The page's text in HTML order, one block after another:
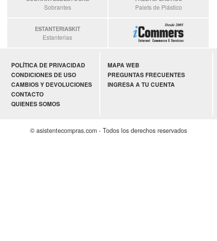
Sobrantes Palets de Plástico
ESTANTERIASKIT
Estanterias
POLÍTICA DE PRIVACIDAD
CONDICIONES DE USO
CAMBIOS Y DEVOLUCIONES
CONTACTO
QUIENES SOMOS
MAPA WEB
PREGUNTAS FRECUENTES
INGRESA A TU CUENTA
© asistentecompras.com - Todos los derechos reservados